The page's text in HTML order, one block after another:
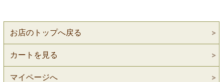
お店のトップへ戻る
カートを見る
マイページへ